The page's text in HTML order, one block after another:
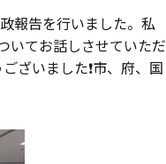
報告を行いました。私
いてお話しさせていただ
ざいました❗️市、府、国